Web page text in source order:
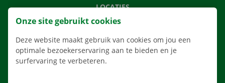
LOCATIES
APP
VERHUISOPLOSSINGEN
Onze site gebruikt cookies
Deze website maakt gebruik van cookies om jou een
optimale bezoekerservaring aan te bieden en je
surfervaring te verbeteren.